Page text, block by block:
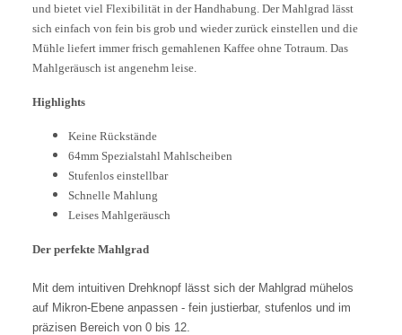
und bietet viel Flexibilität in der Handhabung. Der Mahlgrad lässt
sich einfach von fein bis grob und wieder zurück einstellen und die
Mühle liefert immer frisch gemahlenen Kaffee ohne Totraum. Das
Mahlgeräusch ist angenehm leise.
Highlights
Keine Rückstände
64mm Spezialstahl Mahlscheiben
Stufenlos einstellbar
Schnelle Mahlung
Leises Mahlgeräusch
Der perfekte Mahlgrad
Mit dem intuitiven Drehknopf lässt sich der Mahlgrad mühelos
auf Mikron-Ebene anpassen - fein justierbar, stufenlos und im
präzisen Bereich von 0 bis 12.